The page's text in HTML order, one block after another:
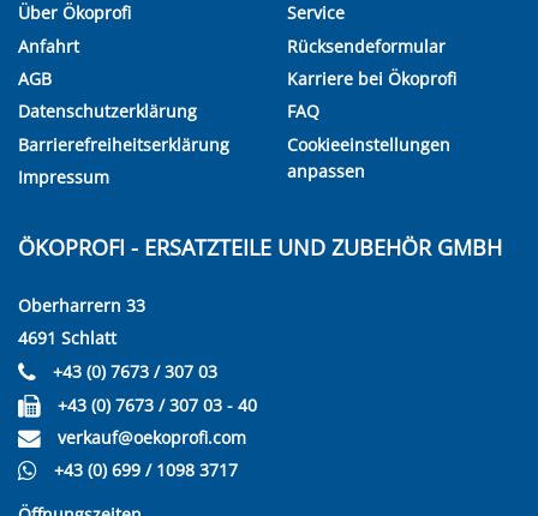
Über Ökoprofi
Anfahrt
AGB
Datenschutzerklärung
Barrierefreiheitserklärung
Impressum
Service
Rücksendeformular
Karriere bei Ökoprofi
FAQ
Cookieeinstellungen
anpassen
ÖKOPROFI - ERSATZTEILE UND ZUBEHÖR GMBH
Oberharrern 33
4691 Schlatt
+43 (0) 7673 / 307 03
+43 (0) 7673 / 307 03 - 40
verkauf@oekoprofi.com
+43 (0) 699 / 1098 3717